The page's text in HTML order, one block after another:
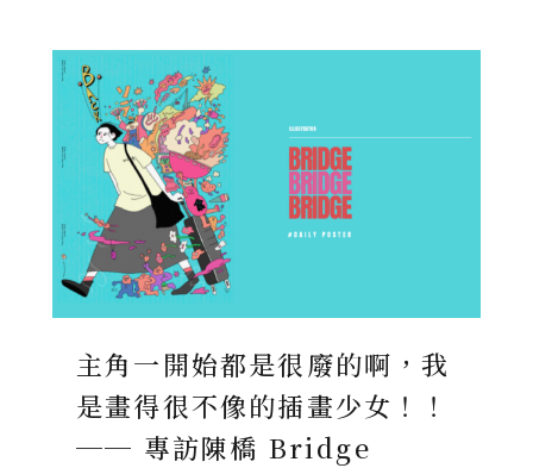
主角一開始都是很廢的啊，我
是畫得很不像的插畫少女！！
── 專訪陳橋 Bridge